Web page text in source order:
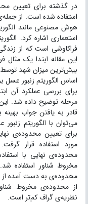
در گذشته برای تعیین
استفاده شده است. از
هوش مصنوعی مانند
استعماری اشاره کرد.
فراکاوشی است که از
این مقاله ابتدا یک مثال
بیش‌ترین میزان شهد
اساس الگوریتم زنبور
برای بررسی عملکرد آن
مرحله توضیح داده شد.
قادر به یافتن جواب
می‌توان با الگوریتم
مورد استفاده قرار
محدوده‌ی نهایی با
مخروط شناور استفاده
نظریه‌ی گراف کم‌تر است.